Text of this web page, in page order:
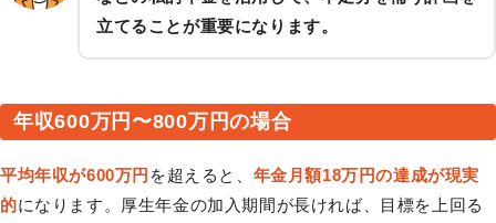
立てることが重要になります。
年収600万円〜800万円の場合
平均年収が600万円 を超えると、 年金月額18万円の達成が現実
的になります。厚生年金の加入期間が長ければ、目標を上回る